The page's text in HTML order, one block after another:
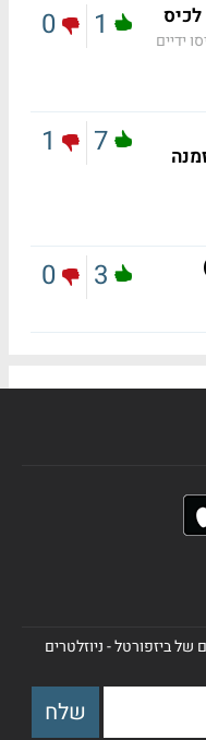
לכיס
ידיים 1
0
7
1
3
0
ביזפורטל - ניוזלטרים